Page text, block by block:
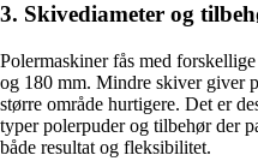
3. Skivediameter og
Polermaskiner fås med
og 180 mm. Mindre skiver giver
større område hurtigere. Det er
typer polerpuder og tilbehør der
både resultat og fleksibilitet.